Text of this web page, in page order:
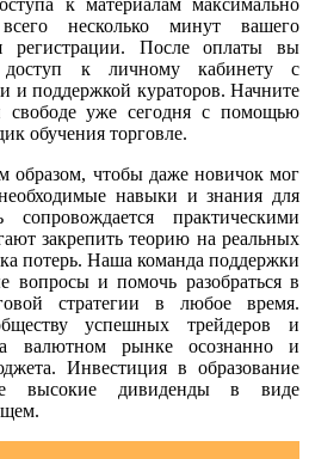
несколько минут вашего
регистрации. После оплаты вы
доступ к личному кабинету с
и поддержкой кураторов. Начните
свободе уже сегодня с помощью
обучения торговле.
образом, чтобы даже новичок мог
навыки и знания для
практическими
закрепить теорию на реальных
потерь. Наша команда поддержки
вопросы и помочь разобраться в
стратегии в любое время.
успешных трейдеров и
валютном рынке осознанно и
Инвестиция в образование
высокие дивиденды в виде